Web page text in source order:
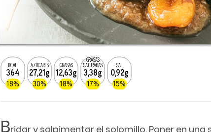
KCAL
364
18%
AZÚCARES
27,21g
30%
GRASAS
12,63g
18%
GRASAS
SATURADAS
3,38g
17%
SAL
0,92g
15%
Bridar y salpimentar el solomillo. Poner en